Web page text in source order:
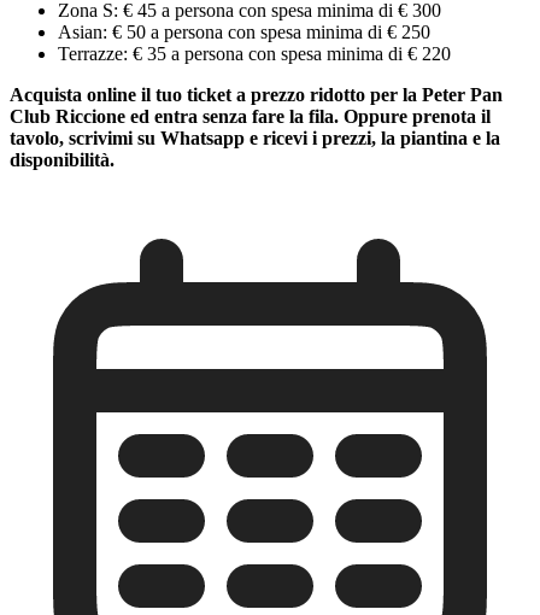
Zona S: € 45 a persona con spesa minima di € 300
Asian: € 50 a persona con spesa minima di € 250
Terrazze: € 35 a persona con spesa minima di € 220
Acquista online il tuo ticket a prezzo ridotto per la Peter Pan
Club Riccione ed entra senza fare la fila. Oppure prenota il
tavolo, scrivimi su Whatsapp e ricevi i prezzi, la piantina e la
disponibilità.